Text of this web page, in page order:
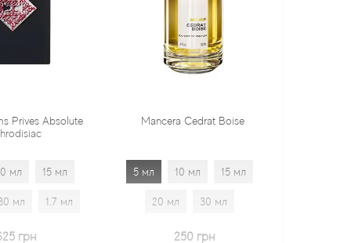
Mancera Cedrat Boise
5 мл 15 мл
20 мл
Tiziana Terenzi Orza
5 мл
20 мл